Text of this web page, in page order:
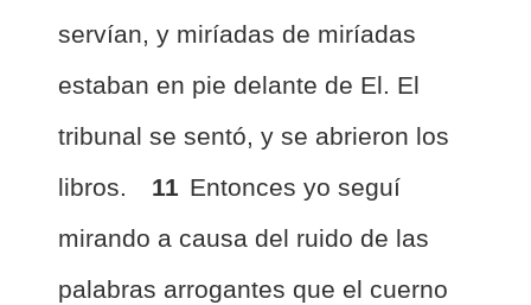
servían, y miríadas de miríadas
estaban en pie delante de El. El
tribunal se sentó, y se abrieron los
libros.
11 Entonces yo seguí
mirando a causa del ruido de las
palabras arrogantes que el cuerno